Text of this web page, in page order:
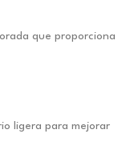
que proporciona
ligera para mejorar